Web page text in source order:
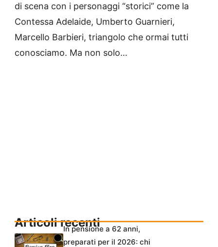
di scena con i personaggi “storici” come la
Contessa Adelaide, Umberto Guarnieri,
Marcello Barbieri, triangolo che ormai tutti
conosciamo. Ma non solo…
Articoli recentiIn pensione a 62 anni,
preparati per il 2026: chi